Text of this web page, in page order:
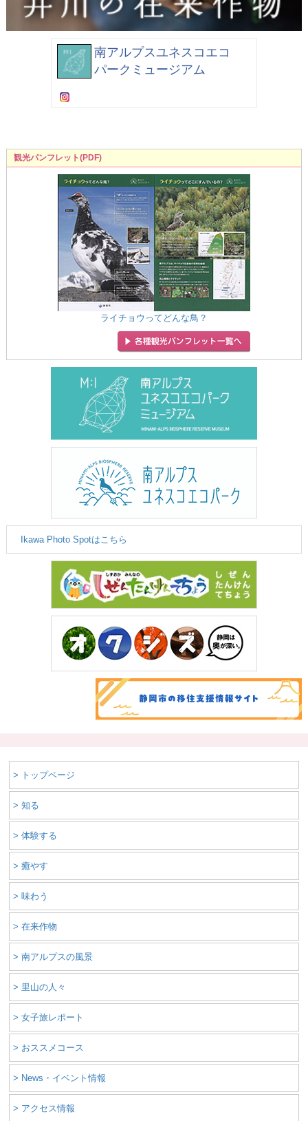
南アルプスユネスコエコ
パークミュージアム
観光パンフレット(PDF)
ライチョウってどんな鳥？
Ikawa Photo Spotはこちら
> トップページ
> 知る
> 体験する
> 癒やす
> 味わう
> 在来作物
> 南アルプスの風景
> 里山の人々
> 女子旅レポート
> おススメコース
> News・イベント情報
> アクセス情報